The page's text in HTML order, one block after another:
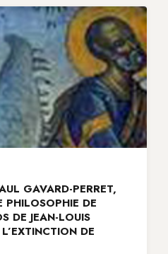
GAVARD-PERRET,
PHILOSOPHIE DE
DE JEAN-LOUIS
DE